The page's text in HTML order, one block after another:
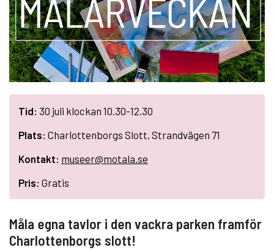
Tid: 30 juli klockan 10.30-12.30
Plats: Charlottenborgs Slott, Strandvägen 71
Kontakt: museer@motala.se
Pris: Gratis
Måla egna tavlor i den vackra parken framför
Charlottenborgs slott!